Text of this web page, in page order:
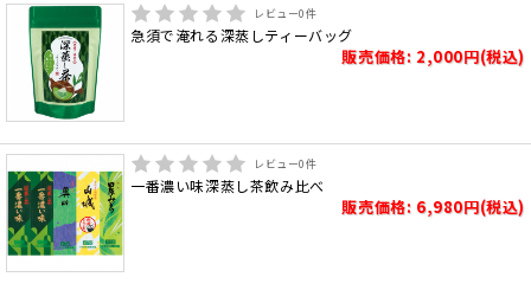
レビュー0件
急須で淹れる深蒸しティーバッグ
販売価格: 2,000円(税込)
レビュー0件
一番濃い味深蒸し茶飲み比べ
販売価格: 6,980円(税込)